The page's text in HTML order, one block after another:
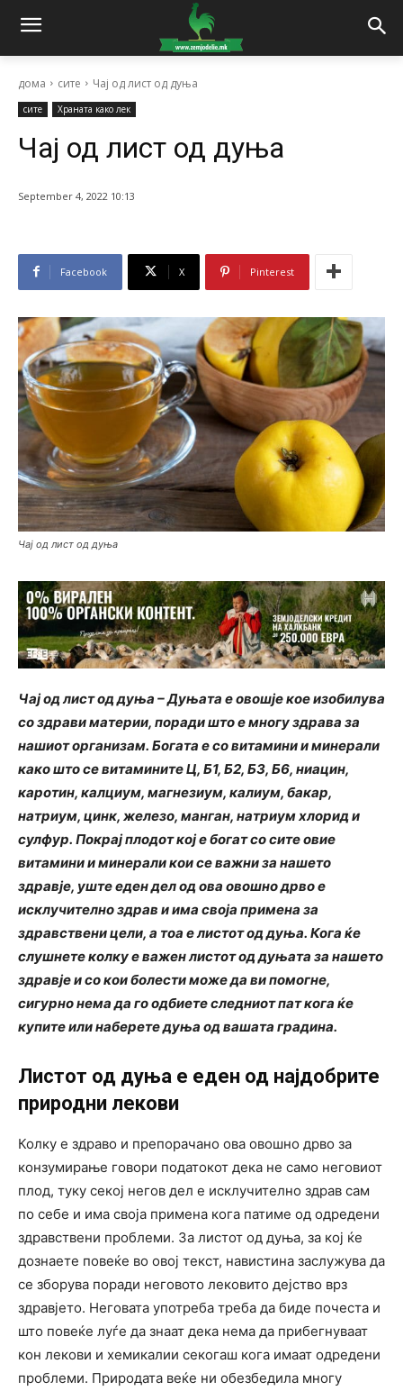
дома сите Чај од лист од дуња
сите Храната како лек
Чај од лист од дуња
September 4, 2022 10:13
Facebook X Pinterest
Чај од лист од дуња
Чај од лист од дуња – Дуњата е овошје кое изобилува
со здрави материи, поради што е многу здрава за
нашиот организам. Богата е со витамини и минерали
како што се витамините Ц, Б1, Б2, Б3, Б6, ниацин,
каротин, калциум, магнезиум, калиум, бакар,
натриум, цинк, железо, манган, натриум хлорид и
сулфур. Покрај плодот кој е богат со сите овие
витамини и минерали кои се важни за нашето
здравје, уште еден дел од ова овошно дрво е
исклучително здрав и има своја примена за
здравствени цели, а тоа е листот од дуња. Кога ќе
слушнете колку е важен листот од дуњата за нашето
здравје и со кои болести може да ви помогне,
сигурно нема да го одбиете следниот пат кога ќе
купите или наберете дуња од вашата градина.
Листот од дуња е еден од најдобрите
природни лекови
Колку е здраво и препорачано ова овошно дрво за
конзумирање говори податокот дека не само неговиот
плод, туку секој негов дел е исклучително здрав сам
по себе и има своја примена кога патиме од одредени
здравствени проблеми. За листот од дуња, за кој ќе
дознаете повеќе во овој текст, навистина заслужува да
се зборува поради неговото лековито дејство врз
здравјето. Неговата употреба треба да биде почеста и
што повеќе луѓе да знаат дека нема да прибегнуваат
кон лекови и хемикалии секогаш кога имаат одредени
проблеми. Природата веќе ни обезбедила многу